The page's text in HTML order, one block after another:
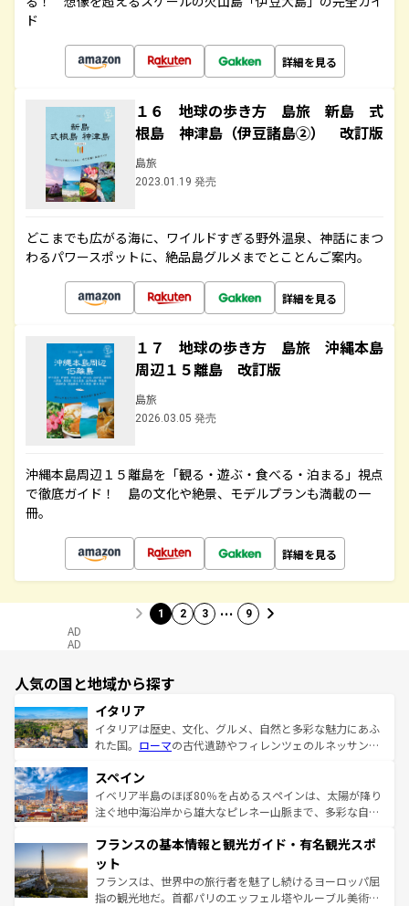
ド
詳細を見る
１６ 地球の歩き方 島旅 新島 式
根島 神津島（伊豆諸島②） 改訂版
島旅
2023.01.19 発売
どこまでも広がる海に、ワイルドすぎる野外温泉、神話にまつ
わるパワースポットに、絶品島グルメまでとことんご案内。
詳細を見る
１７ 地球の歩き方 島旅 沖縄本島
周辺１５離島 改訂版
島旅
2026.03.05 発売
沖縄本島周辺１５離島を「観る・遊ぶ・食べる・泊まる」視点
で徹底ガイド！ 島の文化や絶景、モデルプランも満載の一
冊。
詳細を見る
1 2 3 … 9
AD
AD
人気の国と地域から探す
イタリア
イタリアは歴史、文化、グルメ、自然と多彩な魅力にあふ
れた国。 ローマの古代遺跡やフィレンツェのルネッサンス
ろん、トスカーナの美しい田園風景やアマルフィ海岸の絶
景など、自然景観も見逃せない。観光の合間には、本場の
ピザやパスタなど、絶品のイタリア料理を堪能することも
ませてくれるイタリアで、忘れられない旅をしてみよう！
なお、新着のイタリア情報は
しい。
スペイン
イベリア半島のほぼ80％を占めるスペインは、太陽が降り
注ぐ地中海沿岸から雄大なピレネー山脈まで、多彩な自然
文化が根付くこの国では、情熱的なフラメンコ、熱気あふ
れる闘牛、そして美味しいタパスが生活の一部となってい
る。首都マドリードの洗練された雰囲気や、バルセロナの
アートに溢れた街角から、地方では古代ローマ遺跡や中世
フランスの基本情報と観光ガイド・有名観光スポ
ット
フランスは、世界中の旅行者を魅了し続けるヨーロッパ屈
指の観光地だ。首都パリのエッフェル塔やルーブル美術館